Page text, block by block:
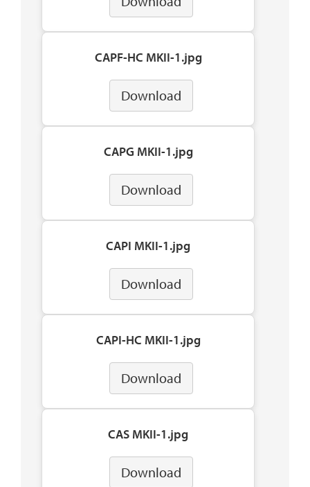
CAPF-HC MKII-1.jpg
Download
CAPG MKII-1.jpg
Download
CAPI MKII-1.jpg
Download
CAPI-HC MKII-1.jpg
Download
CAS MKII-1.jpg
Download